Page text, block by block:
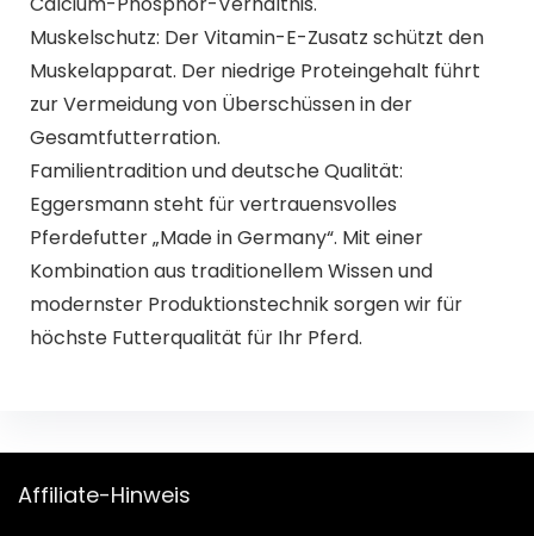
Muskelschutz: Der Vitamin-E-Zusatz schützt den
Muskelapparat. Der niedrige Proteingehalt führt
zur Vermeidung von Überschüssen in der
Gesamtfutterration.
Familientradition und deutsche Qualität:
Eggersmann steht für vertrauensvolles
Pferdefutter „Made in Germany“. Mit einer
Kombination aus traditionellem Wissen und
modernster Produktionstechnik sorgen wir für
höchste Futterqualität für Ihr Pferd.
Affiliate-Hinweis